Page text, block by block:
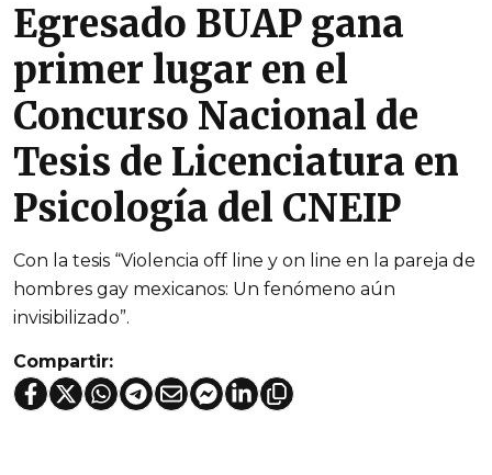
Egresado BUAP gana
primer lugar en el
Concurso Nacional de
Tesis de Licenciatura en
Psicología del CNEIP
Con la tesis “Violencia off line y on line en la pareja de
hombres gay mexicanos: Un fenómeno aún
invisibilizado”.
Compartir: